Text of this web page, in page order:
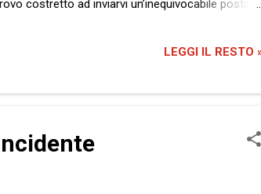
costretto ad inviarvi un’inequivocabile postilla
improprie sono in se stessi negativi e pro...
LEGGI IL RESTO